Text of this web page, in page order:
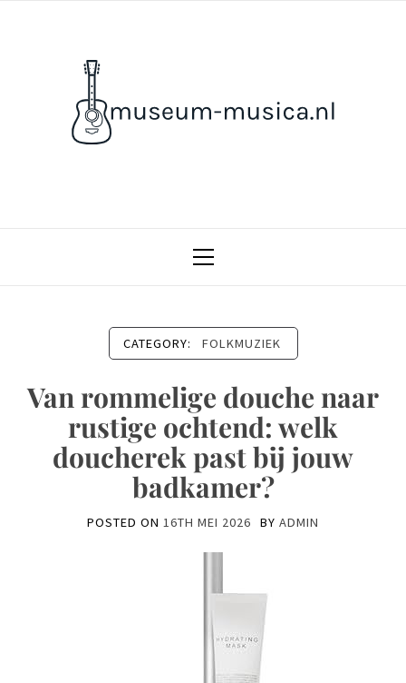
Menu
CATEGORY: FOLKMUZIEK
Van rommelige douche naar
rustige ochtend: welk
doucherek past bij jouw
badkamer?
POSTED ON 16TH MEI 2026 BY ADMIN